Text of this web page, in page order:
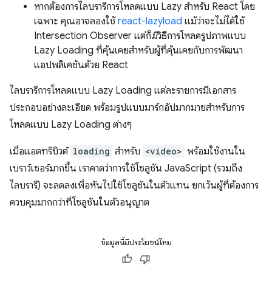
หากต้องการไลบรารีการโหลดแบบ Lazy สำหรับ React โดย
เฉพาะ คุณอาจลองใช้ react-lazyload แม้ว่าจะไม่ได้ใช้
Intersection Observer แต่ก็มีวิธีการโหลดรูปภาพแบบ
Lazy Loading ที่คุ้นเคยสำหรับผู้ที่คุ้นเคยกับการพัฒนา
แอปพลิเคชันด้วย React
ไลบรารีการโหลดแบบ Lazy Loading แต่ละรายการมีเอกสาร
ประกอบอย่างละเอียด พร้อมรูปแบบมาร์กอัปมากมายสำหรับการ
โหลดแบบ Lazy Loading ต่างๆ
เมื่อแอตทริบิวต์ loading สำหรับ <video> พร้อมใช้งานใน
เบราว์เซอร์มากขึ้น เราคาดว่าการใช้โซลูชัน JavaScript (รวมถึง
ไลบรารี) จะลดลงเพื่อหันไปใช้โซลูชันในตัวแทน ยกเว้นผู้ที่ต้องการ
ควบคุมมากกว่าที่โซลูชันในตัวอนุญาต
ข้อมูลนี้มีประโยชน์ไหม